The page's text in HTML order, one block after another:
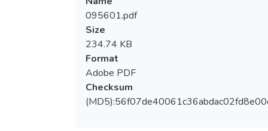
095601.pdf
Size
234.74 KB
Format
Adobe PDF
Checksum